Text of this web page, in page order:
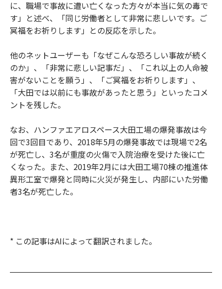
に、職場で事故に遭い亡くなった方々が本当に気の毒で
す」と述べ、「同じ労働者として非常に悲しいです。ご
冥福をお祈りします」との反応を示した。
他のネットユーザーも「なぜこんな恐ろしい事故が続く
のか」、「非常に悲しい記事だ」、「これ以上の人命被
害がないことを願う」、「ご冥福をお祈りします」、
「大田では以前にも事故があったと思う」といったコメ
ントを残した。
なお、ハンファエアロスペース大田工場の爆発事故は今
回で3回目であり、2018年5月の爆発事故では現場で2名
が死亡し、3名が重度の火傷で入院治療を受けた後に亡
くなった。また、2019年2月には大田工場70棟の推進体
異形工室で爆発と同時に火災が発生し、内部にいた労働
者3名が死亡した。
* この記事はAIによって翻訳されました。